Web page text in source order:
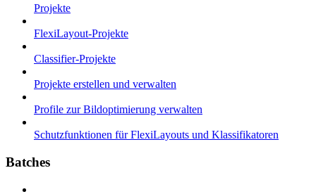
Projekte
FlexiLayout-Projekte
Classifier-Projekte
Projekte erstellen und verwalten
Profile zur Bildoptimierung verwalten
Schutzfunktionen für FlexiLayouts und Klassifikatoren
Batches